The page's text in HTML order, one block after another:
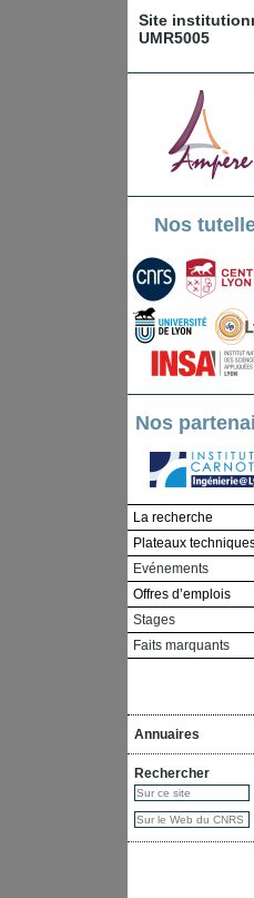
Site
UMR5005
Nos
Nos
La recherche
Plateaux
Evénements
Offres d’emplois
Stages
Faits marquants
Annuaires
Rechercher